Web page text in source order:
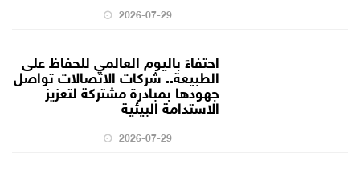
2026-07-29
احتفاءً باليوم العالمي للحفاظ على
الطبيعة.. شركات الاتصالات تواصل
جهودها بمبادرة مشتركة لتعزيز
الاستدامة البيئية
2026-07-29